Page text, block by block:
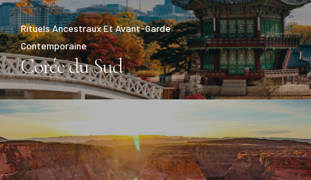
Rituels Ancestraux Et Avant-Garde
Contemporaine
Corée du Sud